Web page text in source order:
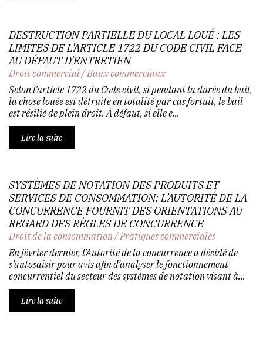
DESTRUCTION PARTIELLE DU LOCAL LOUÉ : LES
LIMITES DE L’ARTICLE 1722 DU CODE CIVIL FACE
AU DÉFAUT D’ENTRETIEN
Droit commercial/Baux commerciaux
Selon l’article 1722 du Code civil, si pendant la durée du bail,
la chose louée est détruite en totalité par cas fortuit, le bail
est résilié de plein droit. À défaut, si elle e...
Lire la suite
SYSTÈMES DE NOTATION DES PRODUITS ET
SERVICES DE CONSOMMATION: L’AUTORITÉ DE LA
CONCURRENCE FOURNIT DES ORIENTATIONS AU
REGARD DES RÈGLES DE CONCURRENCE
Droit de la consommation/Pratiques commerciales
En février dernier, l’Autorité de la concurrence a décidé de
s’autosaisir pour avis afin d’analyser le fonctionnement
concurrentiel du secteur des systèmes de notation visant à...
Lire la suite